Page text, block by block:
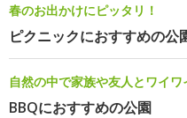
春のお出かけにピッタリ！
ピクニックにおすすめの公
自然の中で家族や友人とワイワ
BBQにおすすめの公園